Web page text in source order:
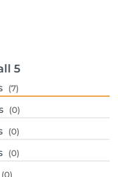
5
(7)
(0)
(0)
(0)
(0)